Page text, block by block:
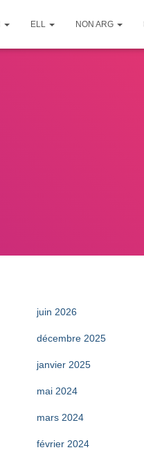
ELL NON ARG
juin 2026
décembre 2025
janvier 2025
mai 2024
mars 2024
février 2024